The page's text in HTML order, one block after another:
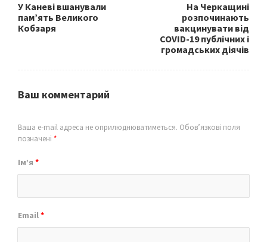
У Каневі вшанували
пам’ять Великого
Кобзаря
На Черкащині
розпочинають
вакцинувати від
COVID-19 публічних і
громадських діячів
Ваш комментарий
Ваша e-mail адреса не оприлюднюватиметься. Обов’язкові поля
позначені *
Ім’я *
Email*